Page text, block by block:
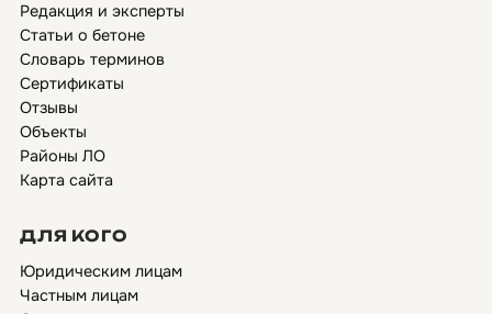
Редакция и эксперты
Статьи о бетоне
Словарь терминов
Сертификаты
Отзывы
Объекты
Районы ЛО
Карта сайта
ДЛЯ КОГО
Юридическим лицам
Частным лицам